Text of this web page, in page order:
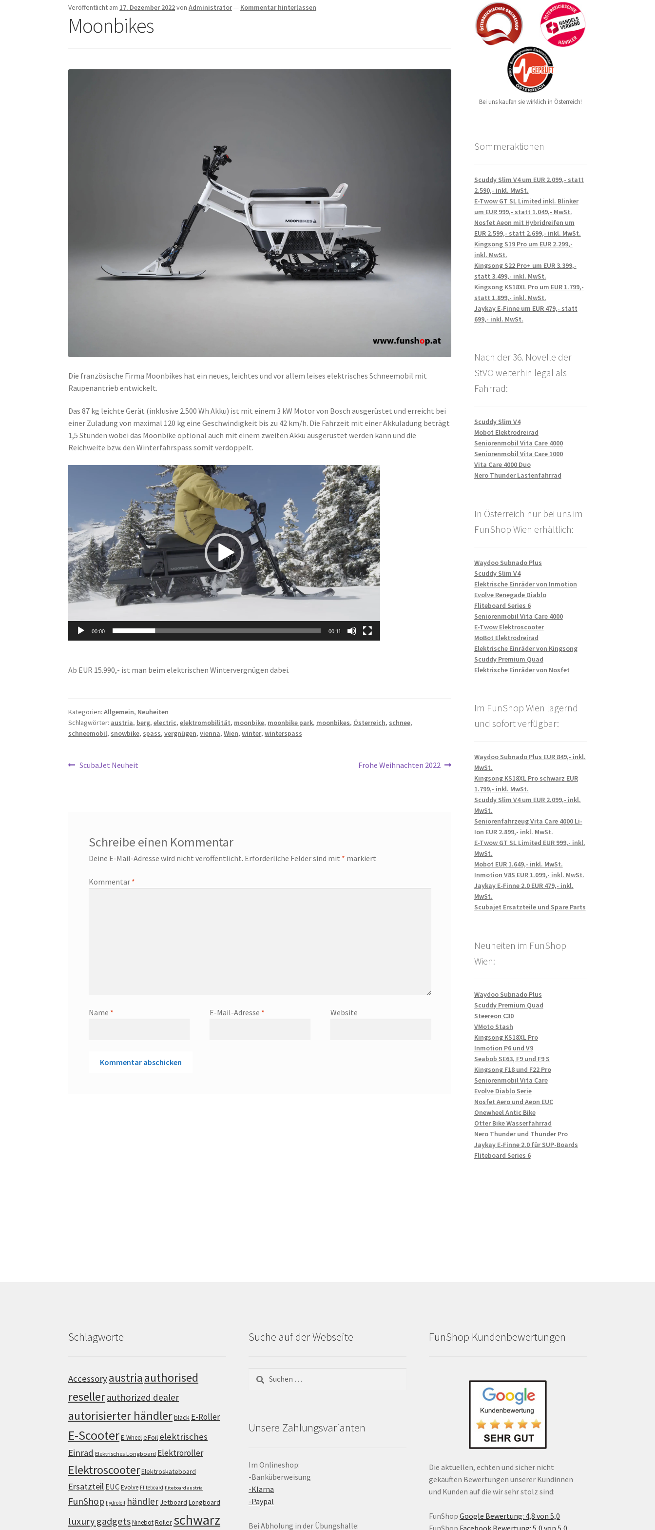
Veröffentlicht am 17. Dezember 2022vonAdministrator— Kommentar hinterlassen
Moonbikes
Die französische Firma Moonbikes hat ein neues, leichtes und vor allem leises elektrisches Schneemobil mit
Raupenantrieb entwickelt.
Das 87 kg leichte Gerät (inklusive 2.500 Wh Akku) ist mit einem 3 kW Motor von Bosch ausgerüstet und erreicht bei
einer Zuladung von maximal 120 kg eine Geschwindigkeit bis zu 42 km/h. Die Fahrzeit mit einer Akkuladung beträgt
1,5 Stunden wobei das Moonbike optional auch mit einem zweiten Akku ausgerüstet werden kann und die
Reichweite bzw. den Winterfahrspass somit verdoppelt.
00:00 00:11
Ab EUR 15.990,- ist man beim elektrischen Wintervergnügen dabei.
Kategorien:Allgemein, Neuheiten
Schlagwörter: austria, berg,electric,elektromobilität, moonbike, moonbike park, moonbikes, Österreich, schnee,
schneemobil, snowbike, spass,vergnügen,vienna,Wien,winter,winterspass
Beitragsnavigation
Vorheriger
ScubaJet Neuheit
Nächster
Frohe Weihnachten 2022
Schreibe einen Kommentar
Deine E-Mail-Adresse wird nicht veröffentlicht. Erforderliche Felder sind mit * markiert
Kommentar *
Name * E-Mail-Adresse * Website
Bei uns kaufen sie wirklich in Österreich!
Sommeraktionen
Scuddy Slim V4 um EUR 2.099,- statt
2.590,- inkl. MwSt.
E-Twow GT SL Limited inkl. Blinker
um EUR 999,- statt 1.049,- MwSt.
Nosfet Aeon mit Hybridreifen um
EUR 2.599,- statt 2.699,- inkl. MwSt.
Kingsong S19 Pro um EUR 2.299,-
inkl. MwSt.
Kingsong S22 Pro+ um EUR 3.399,-
statt 3.499,- inkl. MwSt.
Kingsong KS18XL Pro um EUR 1.799,-
statt 1.899,- inkl. MwSt.
Jaykay E-Finne um EUR 479,- statt
699,- inkl. MwSt.
Nach der 36. Novelle der
StVO weiterhin legal als
Fahrrad:
Scuddy Slim V4
Mobot Elektrodreirad
Seniorenmobil Vita Care 4000
Seniorenmobil Vita Care 1000
Vita Care 4000 Duo
Nero Thunder Lastenfahrrad
In Österreich nur bei uns im
FunShop Wien erhältlich:
Waydoo Subnado Plus
Scuddy Slim V4
Elektrische Einräder von Inmotion
Evolve Renegade Diablo
Fliteboard Series 6
Seniorenmobil Vita Care 4000
E-Twow Elektroscooter
MoBot Elektrodreirad
Elektrische Einräder von Kingsong
Scuddy Premium Quad
Elektrische Einräder von Nosfet
Im FunShop Wien lagernd
und sofort verfügbar:
Waydoo Subnado Plus EUR 849,- inkl.
MwSt.
Kingsong KS18XL Pro schwarz EUR
1.799,- inkl. MwSt.
Scuddy Slim V4 um EUR 2.099,- inkl.
MwSt.
Seniorenfahrzeug Vita Care 4000 Li-
Ion EUR 2.899,- inkl. MwSt.
E-Twow GT SL Limited EUR 999,- inkl.
MwSt.
Mobot EUR 1.649,- inkl. MwSt.
Inmotion V8S EUR 1.099,- inkl. MwSt.
Jaykay E-Finne 2.0 EUR 479,- inkl.
MwSt.
Scubajet Ersatzteile und Spare Parts
Neuheiten im FunShop
Wien:
Waydoo Subnado Plus
Scuddy Premium Quad
Steereon C30
VMoto Stash
Kingsong KS18XL Pro
Inmotion P6 und V9
Seabob SE63, F9 und F9 S
Kingsong F18 und F22 Pro
Seniorenmobil Vita Care
Evolve Diablo Serie
Nosfet Aero und Aeon EUC
Onewheel Antic Bike
Otter Bike Wasserfahrrad
Nero Thunder und Thunder Pro
Jaykay E-Finne 2.0 für SUP-Boards
Fliteboard Series 6
Schlagworte
Accessoryaustria authorised
resellerauthorized dealer
autorisierter händlerblack E-Roller
E-ScooterE-WheeleFoil elektrisches
Einrad Elektrisches Longboard Elektroroller
ElektroscooterElektroskateboard
Ersatzteil EUCEvolve Fliteboard fliteboard austria
FunShop hydrofoil händler Jetboard Longboard
luxury gadgetsNinebotRoller schwarz
Suche auf der Webseite
nach:
Unsere Zahlungsvarianten
Im Onlineshop:
-Banküberweisung
-Klarna
-Paypal
Bei Abholung in der Übungshalle:
FunShop Kundenbewertungen
Die aktuellen, echten und sicher nicht
gekauften Bewertungen unserer Kundinnen
und Kunden auf die wir sehr stolz sind:
FunShop Google Bewertung: 4,8 von 5,0
FunShop Facebook Bewertung: 5,0 von 5,0